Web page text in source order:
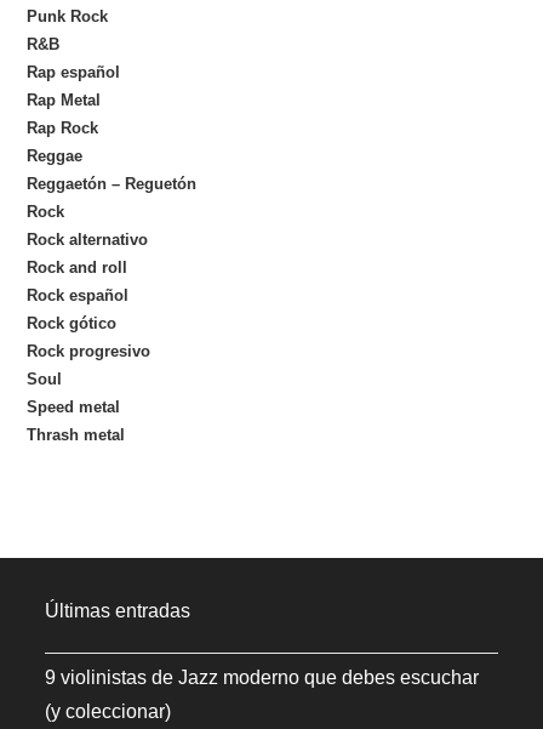
Punk Rock
R&B
Rap español
Rap Metal
Rap Rock
Reggae
Reggaetón – Reguetón
Rock
Rock alternativo
Rock and roll
Rock español
Rock gótico
Rock progresivo
Soul
Speed metal
Thrash metal
Últimas entradas
9 violinistas de Jazz moderno que debes escuchar
(y coleccionar)